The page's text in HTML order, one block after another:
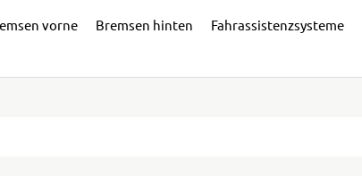
vorne Bremsen hinten Fahrassistenzsysteme